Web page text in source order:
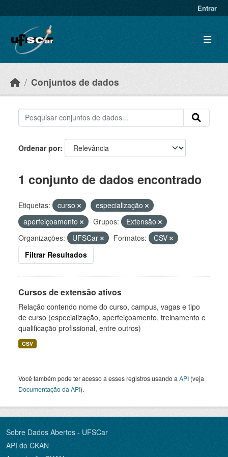
Entrar
Conjuntos de dados
Ordenar por
1 conjunto de dados encontrado
Etiquetas: curso
especialização
aperfeiçoamento
Grupos:
Extensão
Organizações:
UFSCar Formatos:
CSV
Filtrar Resultados
Cursos de extensão ativos
Relação contendo nome do curso, campus, vagas e tipo
de curso (especialização, aperfeiçoamento, treinamento e
qualificação profissional, entre outros)
CSV
Você também pode ter acesso a esses registros usando a API (veja
Documentação da API).
Sobre Dados Abertos - UFSCar
API do CKAN